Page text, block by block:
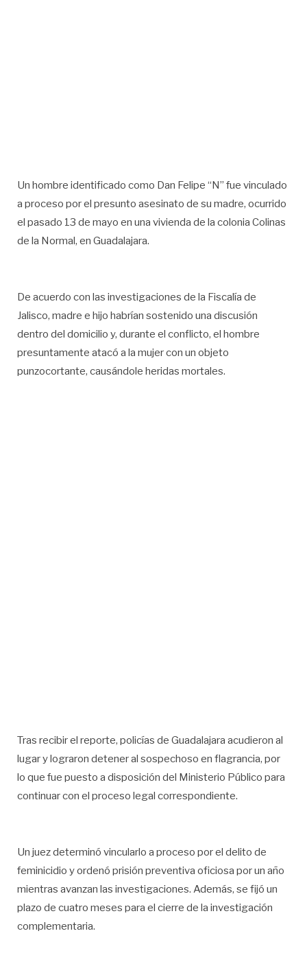
Un hombre identificado como Dan Felipe “N” fue vinculado
a proceso por el presunto asesinato de su madre, ocurrido
el pasado 13 de mayo en una vivienda de la colonia Colinas
de la Normal, en Guadalajara.
De acuerdo con las investigaciones de la Fiscalía de
Jalisco, madre e hijo habrían sostenido una discusión
dentro del domicilio y, durante el conflicto, el hombre
presuntamente atacó a la mujer con un objeto
punzocortante, causándole heridas mortales.
Tras recibir el reporte, policías de Guadalajara acudieron al
lugar y lograron detener al sospechoso en flagrancia, por
lo que fue puesto a disposición del Ministerio Público para
continuar con el proceso legal correspondiente.
Un juez determinó vincularlo a proceso por el delito de
feminicidio y ordenó prisión preventiva oficiosa por un año
mientras avanzan las investigaciones. Además, se fijó un
plazo de cuatro meses para el cierre de la investigación
complementaria.